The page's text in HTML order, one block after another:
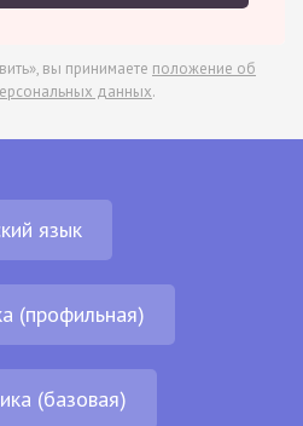
вы принимаете положение об
данных.
язык
(профильная)
(базовая)